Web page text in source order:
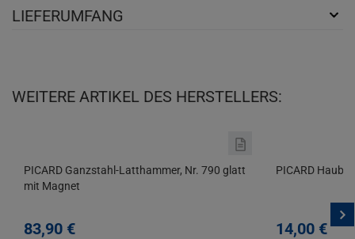
LIEFERUMFANG
WEITERE ARTIKEL DES HERSTELLERS:
PICARD Ganzstahl-Latthammer, Nr. 790 glatt
mit Magnet
83,90 €
PICARD
14,00 €